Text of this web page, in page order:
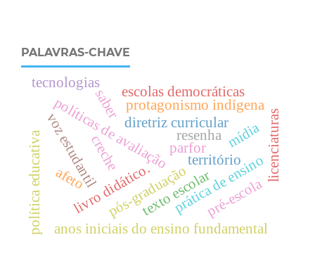
PALAVRAS-CHAVE
resenha
território
diretriz curricular
prática de ensino
texto escolar
políticas de avaliação
pós-graduação
protagonismo indígena
saber
anos iniciais do ensino fundamental
política educativa mídia
livro didático.
escolas democráticas
licenciaturas
parfor
voz estudantil
pré-escola
creche
tecnologias
afeto